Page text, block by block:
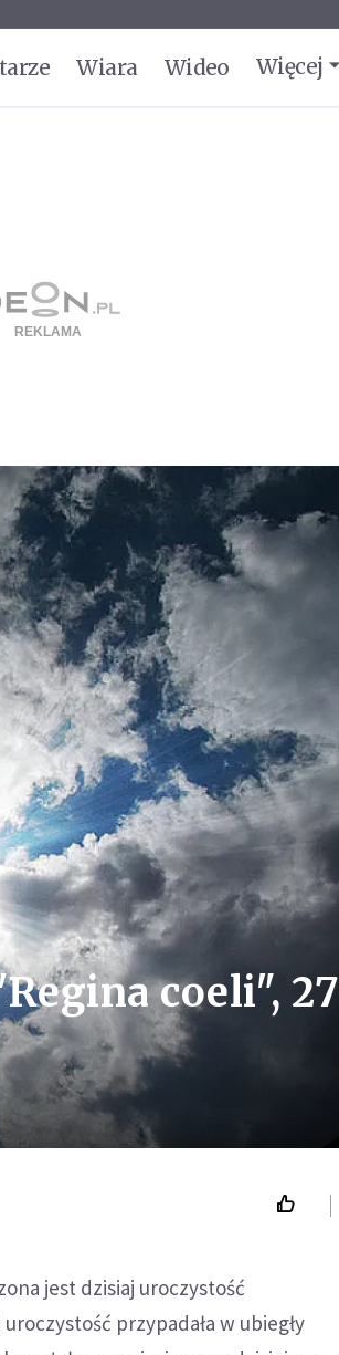
Wiara Wideo Więcej
coeli", 27
jest dzisiaj uroczystość
przypadała w ubiegły